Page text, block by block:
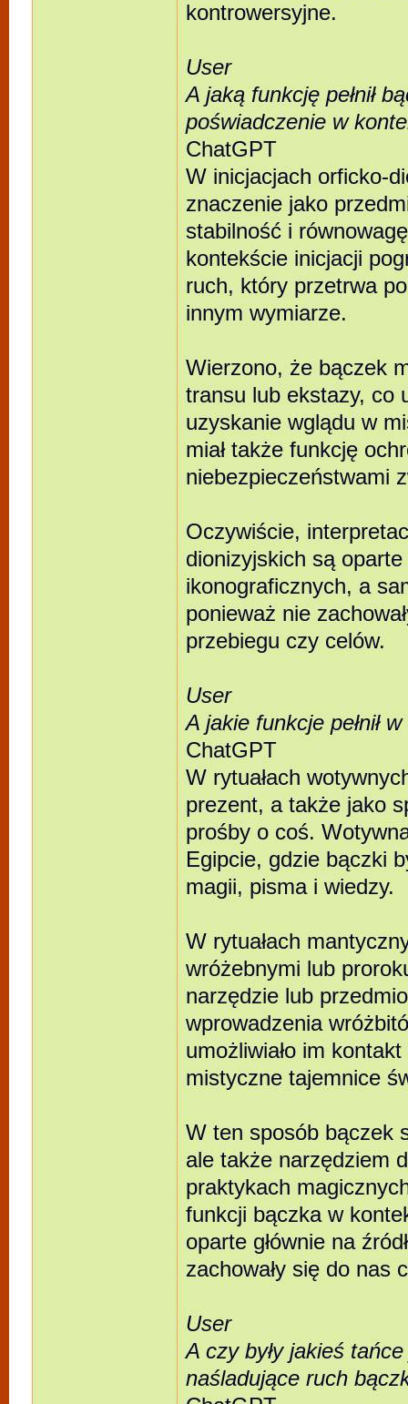
kontrowersyjne.
User
A jaką funkcję pełnił
poświadczenie w
ChatGPT
W inicjacjach orficko-
znaczenie jako
stabilność i
kontekście inicjacji
ruch, który przetrwa
innym wymiarze.
Wierzono, że bączek
transu lub ekstazy, co
uzyskanie wglądu w
miał także funkcję
niebezpieczeństwami
Oczywiście,
dionizyjskich są oparte
ikonograficznych, a
ponieważ nie
przebiegu czy celów.
User
A jakie funkcje pełnił
ChatGPT
W rytuałach
prezent, a także jako
prośby o coś.
Egipcie, gdzie bączki
magii, pisma i wiedzy.
W rytuałach
wróżebnymi lub
narzędzie lub
wprowadzenia
umożliwiało im
mistyczne tajemnice
W ten sposób bączek
ale także narzędziem
praktykach
funkcji bączka w
oparte głównie na
zachowały się do nas
User
A czy były jakieś
naśladujące ruch